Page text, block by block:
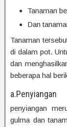
Tanaman
Dan
Tanaman
di dalam pot.
dan
beberapa hal
a.Penyiangan
penyiangan
gulma dan